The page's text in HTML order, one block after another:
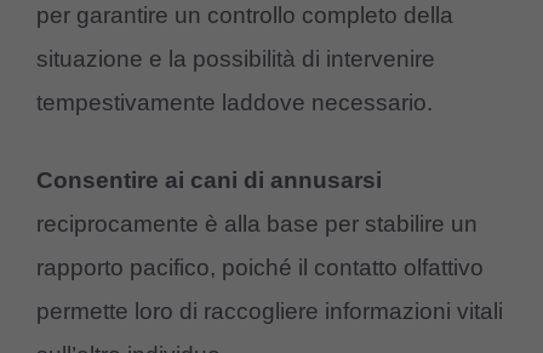
per garantire un controllo completo della
situazione e la possibilità di intervenire
tempestivamente laddove necessario.
Consentire ai cani di annusarsi
reciprocamente è alla base per stabilire un
rapporto pacifico, poiché il contatto olfattivo
permette loro di raccogliere informazioni vitali